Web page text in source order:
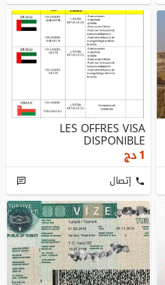
LES OFFRES VISA
DISPONIBLE
1دج
إتصال